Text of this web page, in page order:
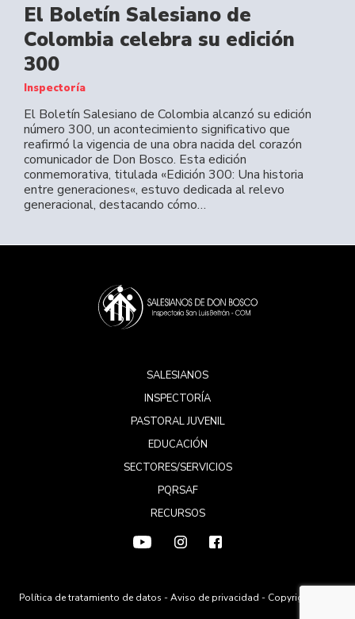
El Boletín Salesiano de
Colombia celebra su edición
300
Inspectoría
El Boletín Salesiano de Colombia alcanzó su edición
número 300, un acontecimiento significativo que
reafirmó la vigencia de una obra nacida del corazón
comunicador de Don Bosco. Esta edición
conmemorativa, titulada «Edición 300: Una historia
entre generaciones«, estuvo dedicada al relevo
generacional, destacando cómo…
SALESIANOS
INSPECTORÍA
PASTORAL JUVENIL
EDUCACIÓN
SECTORES/SERVICIOS
PQRSAF
RECURSOS
Política de tratamiento de datos -Aviso de privacidad - Copyright 2026